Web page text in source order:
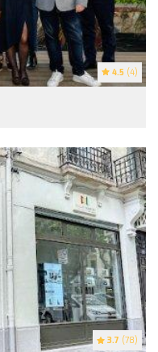
4.5 (4)
3.7 (78)